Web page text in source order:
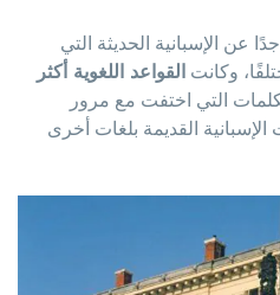
عن الإسبانية الحديثة التي
وكانت القواعد اللغوية أكثر
التي اختفت مع مرور
القديمة بلغات أخرى